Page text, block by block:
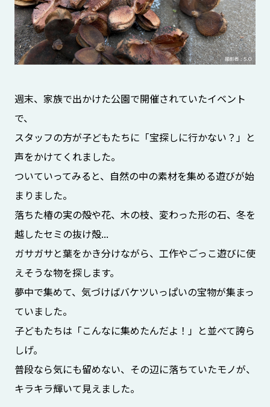
週末、家族で出かけた公園で開催されていたイベント
で、
スタッフの方が子どもたちに「宝探しに行かない？」と
声をかけてくれました。
ついていってみると、自然の中の素材を集める遊びが始
まりました。
落ちた椿の実の殻や花、木の枝、変わった形の石、冬を
越したセミの抜け殻...
ガサガサと葉をかき分けながら、工作やごっこ遊びに使
えそうな物を探します。
夢中で集めて、気づけばバケツいっぱいの宝物が集まっ
ていました。
子どもたちは「こんなに集めたんだよ！」と並べて誇ら
しげ。
普段なら気にも留めない、その辺に落ちていたモノが、
キラキラ輝いて見えました。